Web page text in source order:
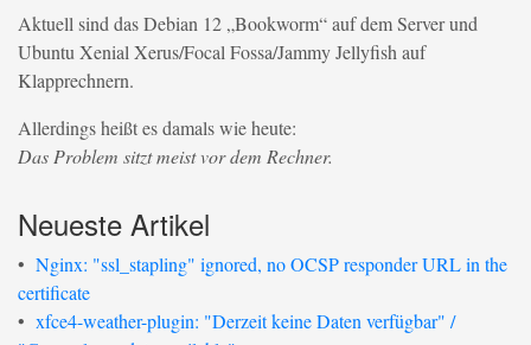
Aktuell sind das Debian 12 „Bookworm“ auf dem Server und
Ubuntu Xenial Xerus/Focal Fossa/Jammy Jellyfish auf
Klapprechnern.
Allerdings heißt es damals wie heute:
Das Problem sitzt meist vor dem Rechner.
Neueste Artikel
• Nginx: "ssl_stapling" ignored, no OCSP responder URL in the
certificate
• xfce4-weather-plugin: "Derzeit keine Daten verfügbar" /